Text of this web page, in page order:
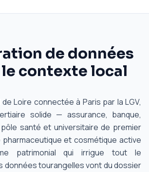
de données
le contexte local
Loire connectée à Paris par la LGV,
solide — assurance, banque,
santé et universitaire de premier
pharmaceutique et cosmétique active
patrimonial qui irrigue tout le
données tourangelles vont du dossier